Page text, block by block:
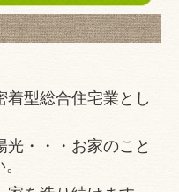
着型総合住宅業とし
光・・・お家のこと